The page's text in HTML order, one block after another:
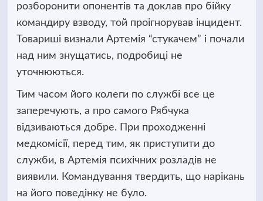
розборонити опонентів та доклав про бійку
командиру взводу, той проігнорував інцидент.
Товариші визнали Артемія “стукачем” і почали
над ним знущатись, подробиці не
уточнюються.
Тим часом його колеги по службі все це
заперечують, а про самого Рябчука
відзиваються добре. При проходженні
медкомісії, перед тим, як приступити до
служби, в Артемія психічних розладів не
виявили. Командування твердить, що нарікань
на його поведінку не було.